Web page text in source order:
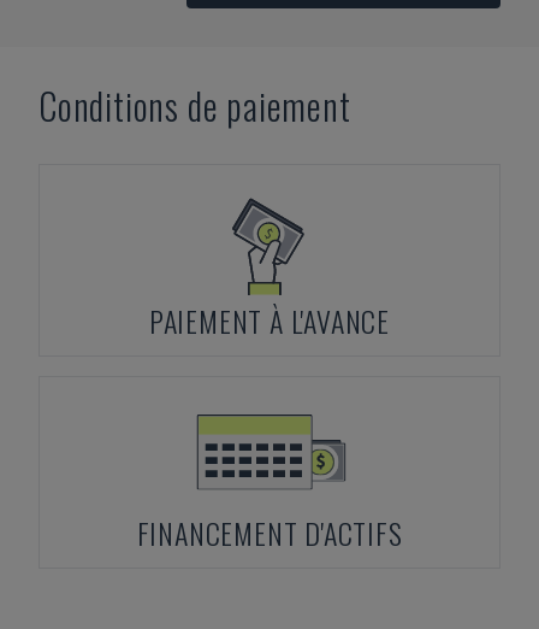
Conditions de paiement
PAIEMENT À L'AVANCE
FINANCEMENT D'ACTIFS